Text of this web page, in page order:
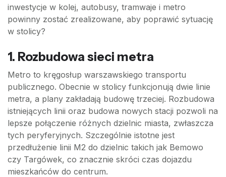
inwestycje w kolej, autobusy, tramwaje i metro
powinny zostać zrealizowane, aby poprawić sytuację
w stolicy?
1. Rozbudowa sieci metra
Metro to kręgosłup warszawskiego transportu
publicznego. Obecnie w stolicy funkcjonują dwie linie
metra, a plany zakładają budowę trzeciej. Rozbudowa
istniejących linii oraz budowa nowych stacji pozwoli na
lepsze połączenie różnych dzielnic miasta, zwłaszcza
tych peryferyjnych. Szczególnie istotne jest
przedłużenie linii M2 do dzielnic takich jak Bemowo
czy Targówek, co znacznie skróci czas dojazdu
mieszkańców do centrum.